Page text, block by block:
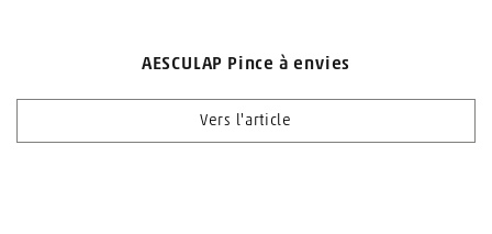
AESCULAP Pince à envies
Vers l'article